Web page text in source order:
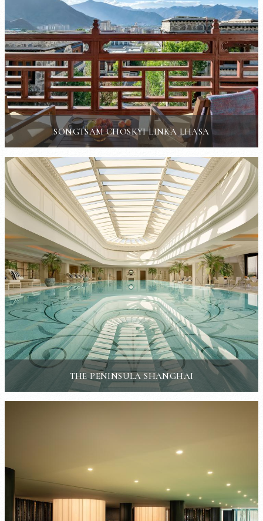
SONGTSAM CHOSKYI LINKA LHASA
THE PENINSULA SHANGHAI